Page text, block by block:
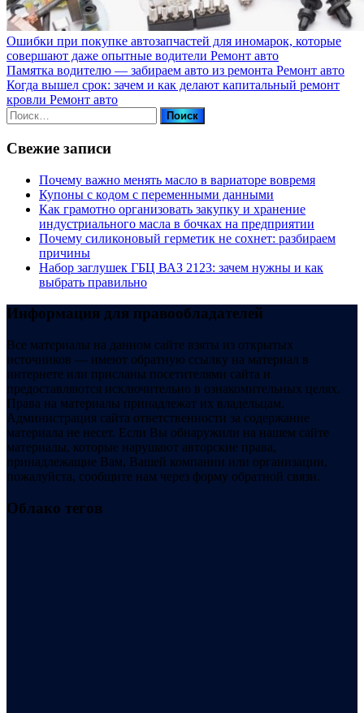
Ошибки при покупке автозапчастей для иномарок, которые
совершают даже опытные водители Ремонт авто
Памятка водителю — забираем авто из ремонта Ремонт авто
Когда вышел срок: зачем и как делают капитальный ремонт
кровли Ремонт авто
Найти:
Свежие записи
Почему важно менять масло в вариаторе вовремя
Купоны c кодом с переменными данными
Как грамотно организовать закупку и хранение
индустриального масла в бочках на предприятии
Почему силиконовый герметик не сохнет: разбираем
причины
Набор заглушек ГБЦ ВАЗ 2123: зачем нужны и как
выбрать правильно
Информация для правообладателей
Все материалы на данном сайте взяты из открытых
источников — имеют обратную ссылку на материал в
интернете или присланы посетителями сайта и
предоставляются исключительно в ознакомительных целях.
Права на материалы принадлежат их владельцам.
Администрация сайта ответственности за содержание
материала не несет. Если Вы обнаружили на нашем сайте
материалы, которые нарушают авторские права,
принадлежащие Вам, Вашей компании или организации,
пожалуйста, сообщите нам через форму обратной связи.
Облако тегов